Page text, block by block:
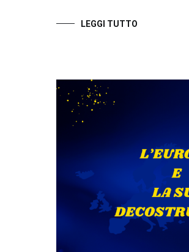
LEGGI TUTTO